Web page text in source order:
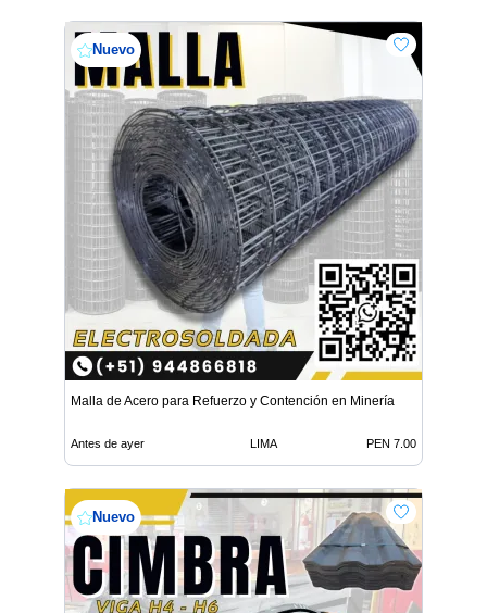
Nuevo
Malla de Acero para Refuerzo y Contención en Minería
Antes de ayer LIMA PEN 7.00
Nuevo